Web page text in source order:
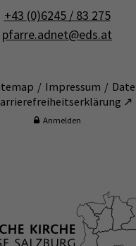
+43 (0)6245 / 83 275
pfarre.adnet@eds.at
Impressum
↗
Anmelden